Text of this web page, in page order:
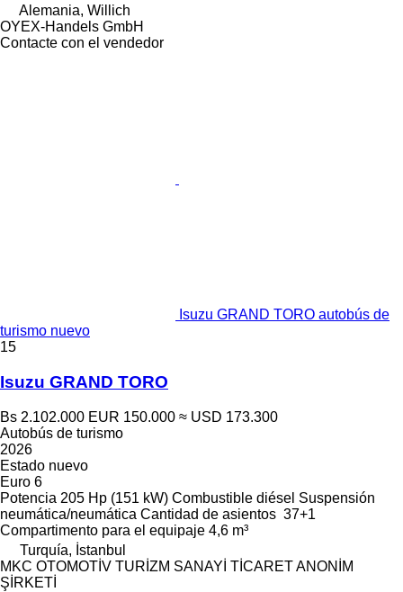
Alemania, Willich
OYEX-Handels GmbH
Contacte con el vendedor
Isuzu GRAND TORO autobús de
turismo nuevo
15
Isuzu GRAND TORO
Bs 2.102.000 EUR 150.000 ≈ USD 173.300
Autobús de turismo
2026
Estado nuevo
Euro 6
Potencia 205 Hp (151 kW) Combustible diésel Suspensión
neumática/neumática Cantidad de asientos 37+1
Compartimento para el equipaje 4,6 m³
Turquía, İstanbul
MKC OTOMOTİV TURİZM SANAYİ TİCARET ANONİM
ŞİRKETİ